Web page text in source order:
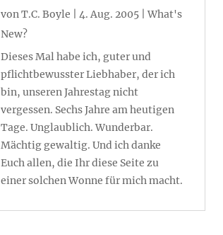
vonT.C. Boyle 4. Aug. 2005 |What's
New?
Dieses Mal habe ich, guter und
pflichtbewusster Liebhaber, der ich
bin, unseren Jahrestag nicht
vergessen. Sechs Jahre am heutigen
Tage. Unglaublich. Wunderbar.
Mächtig gewaltig. Und ich danke
Euch allen, die Ihr diese Seite zu
einer solchen Wonne für mich macht.